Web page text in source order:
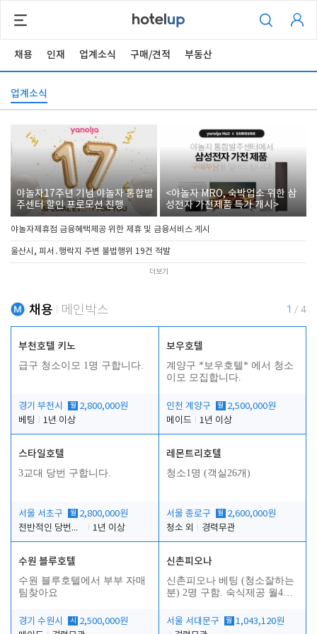
채용 인재 업계소식 구매/견적 부동산
업계소식
야놀자17주년 기념 야놀자 통합발
주센터 할인 프로모션 진행
<야놀자 MRO, 숙박업소 위한 삼
성전자 가전제품 특가 개시>
야놀자제휴점 금융혜택제공 위한 제휴 및 금융서비스 게시
울산시, 피서․행락지 주변 불법행위 19건 적발
더보기
채용 메인박스 1 / 4
부천호텔 키노
급구 청소이모 1명 구합니다.
경기 부천시 월 2,800,000원
베팅
1년 이상
보우호텔
계양구 *보우호텔* 에서 청소
이모 모집합니다.
인천 계양구 월 2,500,000원
메이드
1년 이상
스타일호텔
3교대 당번 구합니다.
서울 서초구 월 2,800,000원
전반적인 당번업무
1년 이상
레몬트리호텔
청소1명 (객실26개)
서울 종로구 월 2,600,000원
청소 외
경력무관
수원 블루호텔
수원 블루호텔에서 부부 자매
팀찾아요
경기 수원시 시
2,500,000원
신촌피오나
신촌피오나 베팅 (청소잘하는
분) 2명 구함. 숙식제공 월4회
서울 서대문구
월 1,043,120원